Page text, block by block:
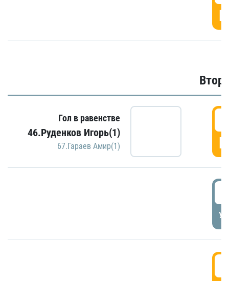
Гол в равенстве
46.Руденков Игорь(1)
67.Гараев Амир(1)